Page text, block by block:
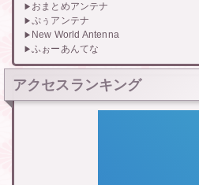
おまとめアンテナ
ぷぅアンテナ
New World Antenna
ふぉーあんてな
アクセスランキング